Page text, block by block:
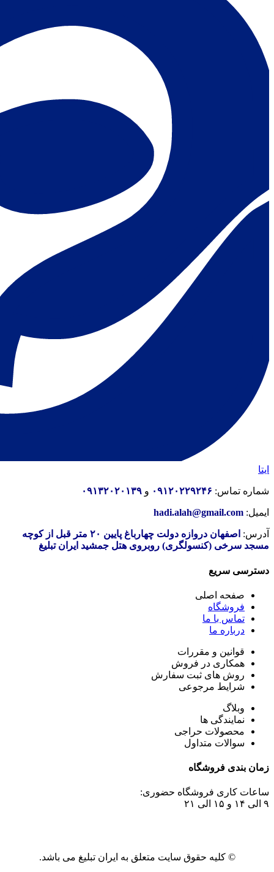
ایتا
شماره تماس: ۰۹۱۲۰۲۲۹۲۴۶ و ۰۹۱۳۲۰۲۰۱۳۹
ایمیل: hadi.alah@gmail.com
آدرس:
اصفهان دروازه دولت چهارباغ پایین ۲۰ متر قبل از کوچه
مسجد سرخی (کنسولگری) روبروی هتل جمشید ایران تبلیغ
دسترسی سریع
صفحه اصلی
فروشگاه
تماس با ما
درباره ما
قوانین و مقررات
همکاری در فروش
روش های ثبت سفارش
شرایط مرجوعی
وبلاگ
نمایندگی ها
محصولات حراجی
سوالات متداول
زمان بندی فروشگاه
ساعات کاری فروشگاه حضوری:
۹ الی ۱۴ و ۱۵ الی ۲۱
© کلیه حقوق سایت متعلق به ایران تبلیغ می باشد.